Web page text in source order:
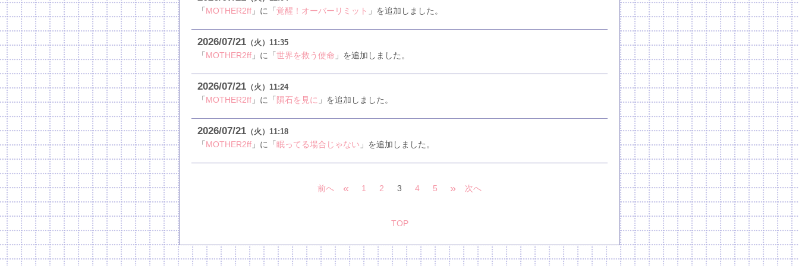
「 MOTHER2ff 」に「 覚醒！オーバーリミット 」を追加しました。
2026 07 21 （火） 11:35
「 MOTHER2ff 」に「 世界を救う使命 」を追加しました。
2026 07 21 （火） 11:24
「 MOTHER2ff 」に「 隕石を見に 」を追加しました。
2026 07 21 （火） 11:18
「 MOTHER2ff 」に「 眠ってる場合じゃない 」を追加しました。
前へ « 1 2 3 4 5 » 次へ
TOP